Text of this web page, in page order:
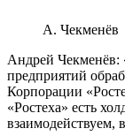
А. Чекменёв
Андрей Чекменёв:
предприятий
Корпорации
«Ростеха» есть
взаимодействуем,